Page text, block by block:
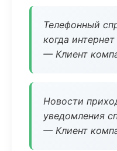
Телефонный
когда
— Клиент
Новости
уведомления
— Клиент